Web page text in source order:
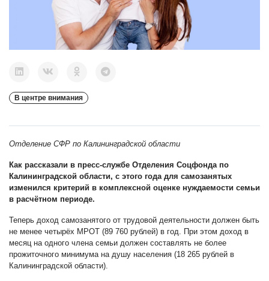
В центре внимания
Отделение СФР по Калининградской области
Как рассказали в пресс-службе Отделения Соцфонда по
Калининградской области, с этого года для самозанятых
изменился критерий в комплексной оценке нуждаемости семьи
в расчётном периоде.
Теперь доход самозанятого от трудовой деятельности должен быть
не менее четырёх МРОТ (89 760 рублей) в год. При этом доход в
месяц на одного члена семьи должен составлять не более
прожиточного минимума на душу населения (18 265 рублей в
Калининградской области).